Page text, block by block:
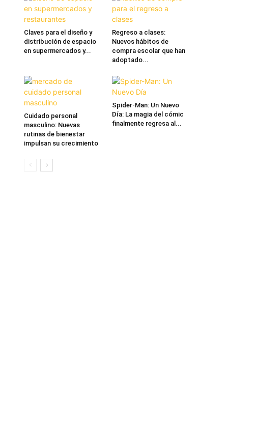
Claves para el diseño y
distribución de espacio
en supermercados y...
Regreso a clases:
Nuevos hábitos de
compra escolar que han
adoptado...
Cuidado personal
masculino: Nuevas
rutinas de bienestar
impulsan su crecimiento
Spider-Man: Un Nuevo
Día: La magia del cómic
finalmente regresa al...